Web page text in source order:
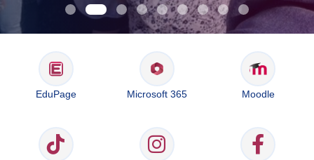
EduPage Microsoft 365 Moodle